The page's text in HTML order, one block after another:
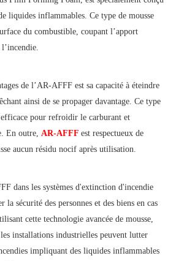
liquides inflammables. Ce type de mousse
du combustible, coupant l’apport
de l’AR-AFFF est sa capacité à éteindre
ainsi de se propager davantage. Ce type
efficace pour refroidir le carburant et
En outre, AR-AFFF est respectueux de
aucun résidu nocif après utilisation.
dans les systèmes d'extinction d'incendie
la sécurité des personnes et des biens en cas
cette technologie avancée de mousse,
installations industrielles peuvent lutter
impliquant des liquides inflammables